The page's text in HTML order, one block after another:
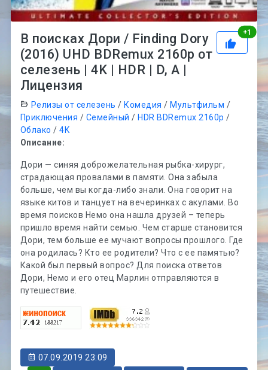
+1
В поисках Дори / Finding Dory
(2016) UHD BDRemux 2160p от
селезень | 4K | HDR | D, A |
Лицензия
Релизы от селезень / Комедия / Мультфильм /
Приключения / Семейный / HDR BDRemux 2160p /
Облако /4K
Описание:
Дори — синяя доброжелательная рыбка-хирург,
страдающая провалами в памяти. Она забыла
больше, чем вы когда-либо знали. Она говорит на
языке китов и танцует на вечеринках с акулами. Во
время поисков Немо она нашла друзей – теперь
пришло время найти семью. Чем старше становится
Дори, тем больше ее мучают вопросы прошлого. Где
она родилась? Кто ее родители? Что с ее памятью?
Какой был первый вопрос? Для поиска ответов
Дори, Немо и его отец Марлин отправляются в
путешествие.
07.09.2019 23:09